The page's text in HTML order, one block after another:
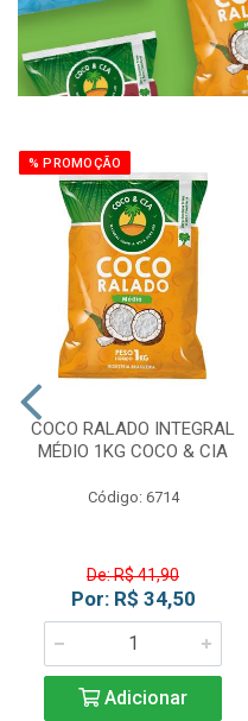
% PROMOÇÃO
COCO RALADO INTEGRAL
MÉDIO 1KG COCO & CIA
Código: 6714
De: R$ 41,90
Por: R$ 34,50
Adicionar